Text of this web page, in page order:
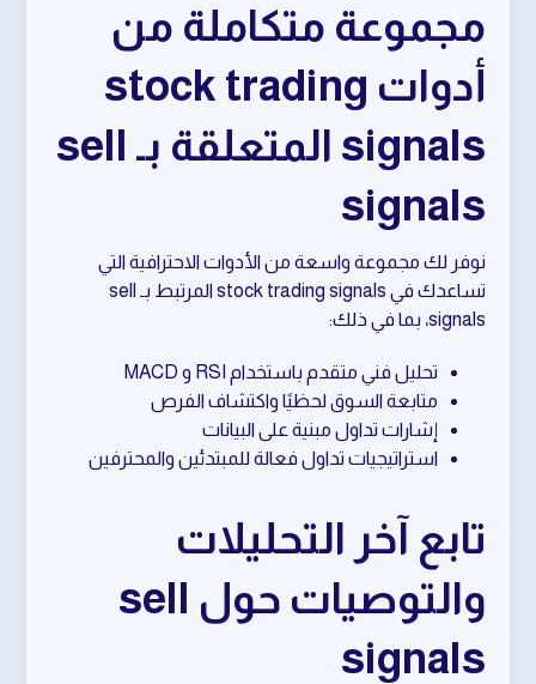
مجموعة متكاملة من
أدوات stock trading
signals المتعلقة بـ sell
signals
نوفر لك مجموعة واسعة من الأدوات الاحترافية التي
تساعدك في stock trading signals المرتبط بـ sell
signals، بما في ذلك:
تحليل فني متقدم باستخدام RSI و MACD
متابعة السوق لحظيًا واكتشاف الفرص
إشارات تداول مبنية على البيانات
استراتيجيات تداول فعالة للمبتدئين والمحترفين
تابع آخر التحليلات
والتوصيات حول sell
signals